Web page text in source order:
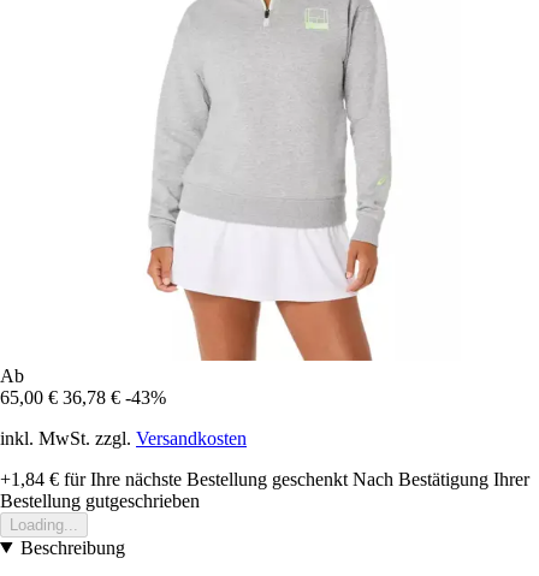
Ab
65,00 € 36,78 € -43%
inkl. MwSt. zzgl. Versandkosten
+1,84 € für Ihre nächste Bestellung geschenkt Nach Bestätigung Ihrer
Bestellung gutgeschrieben
Loading...
Beschreibung